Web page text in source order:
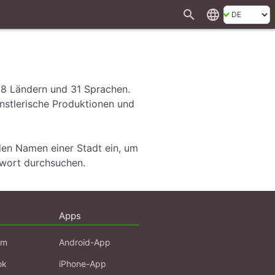
search language
Ländern und 31 Sprachen.
Produktionen und
Namen einer Stadt ein, um
durchsuchen.
Apps
Android-App
iPhone-App